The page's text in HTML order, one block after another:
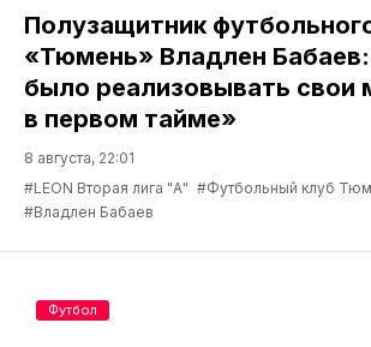
Полузащитник
«Тюмень» Владлен
было реализовывать свои
в первом тайме»
8 августа, 22:01
#LEON Вторая лига "А" #Футбольный клуб
#Владлен Бабаев
Футбол